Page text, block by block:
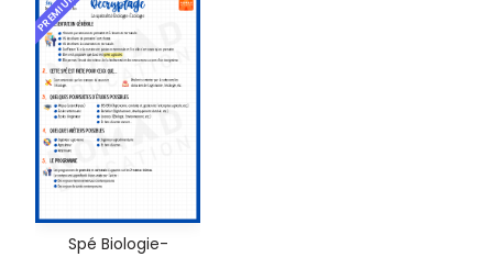
PREMIUM
Spé Biologie-